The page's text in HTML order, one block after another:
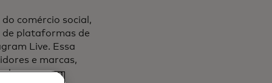
comércio social,
de plataformas de
Live. Essa
e marcas,
com uma